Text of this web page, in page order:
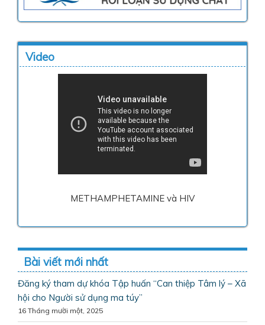
Video
METHAMPHETAMINE và HIV
Bài viết mới nhất
Đăng ký tham dự khóa Tập huấn “Can thiệp Tâm lý – Xã
hội cho Người sử dụng ma túy”
16 Tháng mười một, 2025